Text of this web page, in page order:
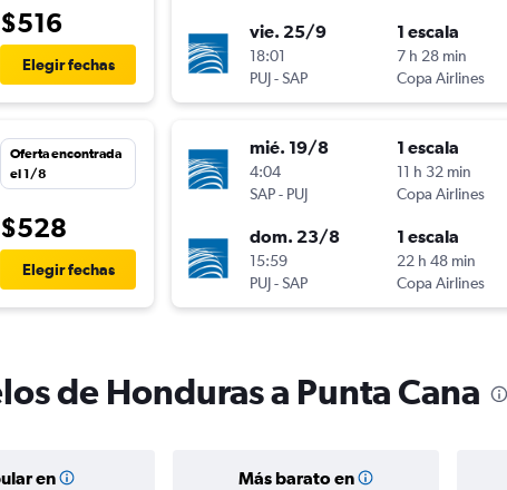
$516
Elegir fechas
Oferta encontrada
el 1/8
$528
Elegir fechas
vie. 25/9
18:01
PUJ-SAP
1 escala
7 h 28 min
Copa Airlines
mié. 19/8
4:04
SAP- PUJ
1 escala
11 h 32 min
Copa Airlines
dom. 23/8
15:59
PUJ-SAP
1 escala
22 h 48 min
Copa Airlines
de Honduras a Punta Cana
en Más barato en